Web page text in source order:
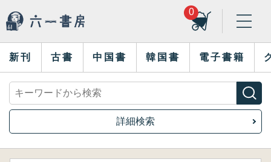
0
新刊 古書 中国書 韓国書 電子書籍
詳細検索